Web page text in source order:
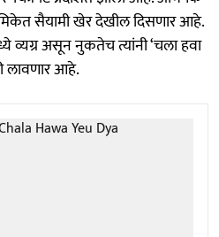
सैयामी खेर देखील दिसणार आहे.
व्यग्र असून नुकतेच त्यांनी ‘चला हवा
लावणार आहे.